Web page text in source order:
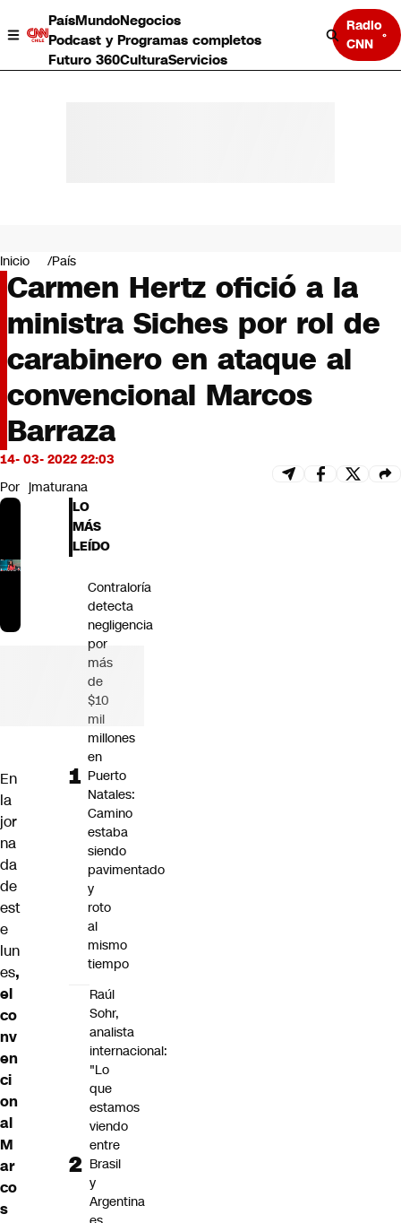
PaísMundoNegocios
Podcast y Programas completos
Futuro 360CulturaServicios
Radio
CNN
Negocios
Deportes
Programas completos
Cultura
Servicios
Bits
CNN tiempo
Futuro 360
Opinión
Inicio País
Carmen Hertz ofició a la
ministra Siches por rol de
carabinero en ataque al
convencional Marcos
Barraza
14- 03- 2022 22:03
Por jmaturana
En
la
jor
na
da
de
est
e
lun
es,
el
co
nv
en
ci
on
al
M
ar
co
s
LO
MÁS
LEÍDO
Contraloría
detecta
negligencia
por
más
de
$10
mil
millones
en
Puerto
Natales:
Camino
estaba
siendo
pavimentado
y
roto
al
mismo
tiempo
Raúl
Sohr,
analista
internacional:
"Lo
que
estamos
viendo
entre
Brasil
y
Argentina